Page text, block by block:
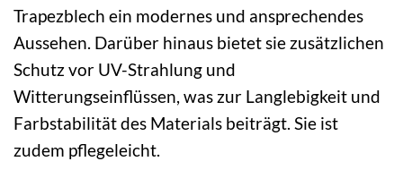
Trapezblech ein modernes und ansprechendes
Aussehen. Darüber hinaus bietet sie zusätzlichen
Schutz vor UV-Strahlung und
Witterungseinflüssen, was zur Langlebigkeit und
Farbstabilität des Materials beiträgt. Sie ist
zudem pflegeleicht.